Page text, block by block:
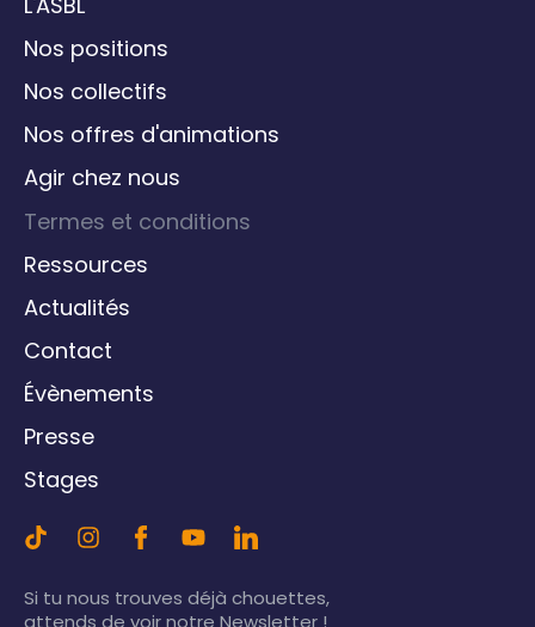
Nos positions
Nos collectifs
Nos offres d'animations
Agir chez nous
Termes et conditions
Ressources
Actualités
Contact
Évènements
Presse
Stages
Si tu nous trouves déjà chouettes,